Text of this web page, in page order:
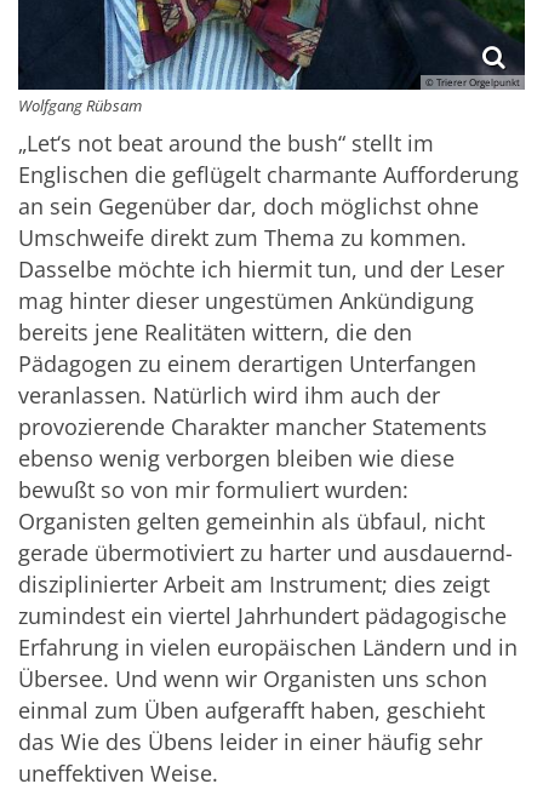
© Trierer Orgelpunkt
Wolfgang Rübsam
„Let‘s not beat around the bush“ stellt im
Englischen die geflügelt charmante Aufforderung
an sein Gegenüber dar, doch möglichst ohne
Umschweife direkt zum Thema zu kommen.
Dasselbe möchte ich hiermit tun, und der Leser
mag hinter dieser ungestümen Ankündigung
bereits jene Realitäten wittern, die den
Pädagogen zu einem derartigen Unterfangen
veranlassen. Natürlich wird ihm auch der
provozierende Charakter mancher Statements
ebenso wenig verborgen bleiben wie diese
bewußt so von mir formuliert wurden:
Organisten gelten gemeinhin als übfaul, nicht
gerade übermotiviert zu harter und ausdauernd-
disziplinierter Arbeit am Instrument; dies zeigt
zumindest ein viertel Jahrhundert pädagogische
Erfahrung in vielen europäischen Ländern und in
Übersee. Und wenn wir Organisten uns schon
einmal zum Üben aufgerafft haben, geschieht
das Wie des Übens leider in einer häufig sehr
uneffektiven Weise.